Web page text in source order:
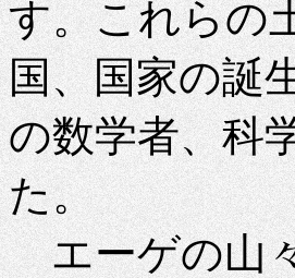
す。これらの
国、国家の誕
の数学者、科
た。
エーゲの山